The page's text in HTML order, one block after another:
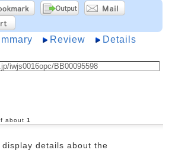
Review Details
about 1
details about the